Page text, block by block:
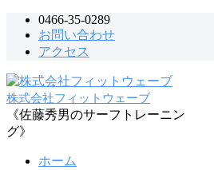
ツ
へ
ス
キ
0466-35-0289
お問い合わせ
アクセス
株式会社フィットウェーブ
《佐藤秀男のサーフトレーニン
グ》
ホーム